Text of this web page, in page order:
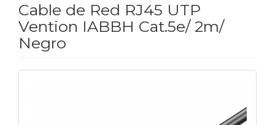
Cable de Red RJ45 UTP
Vention IABBH Cat.5e/ 2m/
Negro